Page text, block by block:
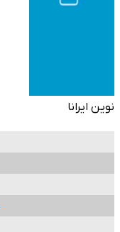
نوین ایرانا